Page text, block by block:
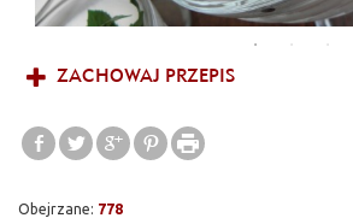
ZACHOWAJ PRZEPIS
Obejrzane: 778